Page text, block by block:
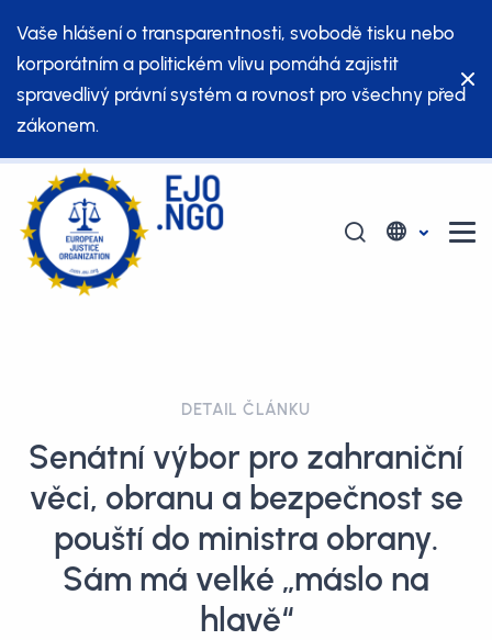
Vaše hlášení o transparentnosti, svobodě tisku nebo
korporátním a politickém vlivu pomáhá zajistit
spravedlivý právní systém a rovnost pro všechny před
zákonem.
DETAIL ČLÁNKU
Senátní výbor pro zahraniční
věci, obranu a bezpečnost se
pouští do ministra obrany.
Sám má velké „máslo na
hlavě“